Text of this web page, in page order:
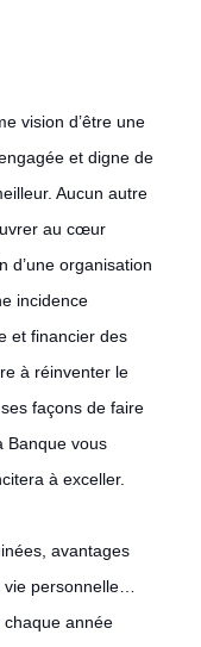
vision d’être une
et digne de
Aucun autre
au cœur
d’une organisation
incidence
et financier des
à réinventer le
façons de faire
Banque vous
à exceller.
avantages
personnelle…
année